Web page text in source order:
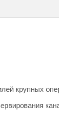
крупных